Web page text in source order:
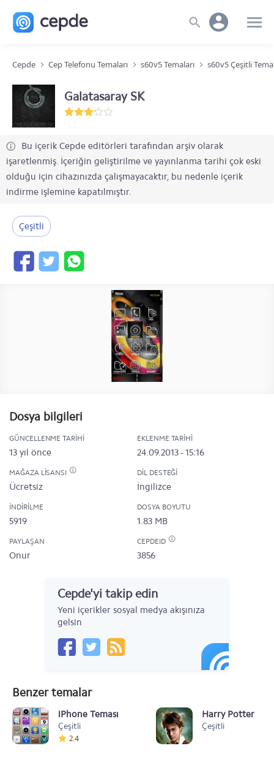
Cepde Cep Telefonu Temaları s60v5 Temaları s60v5 Çeşitli
Galatasaray SK
Bu içerik Cepde editörleri tarafından arşiv olarak
işaretlenmiş. İçeriğin geliştirilme ve yayınlanma tarihi çok eski
olduğu için cihazınızda çalışmayacaktır, bu nedenle içerik
indirme işlemine kapatılmıştır.
Çeşitli
Dosya bilgileri
GÜNCELLENME TARIHI
13 yıl önce
EKLENME TARIHI
24.09.2013 - 15:16
MAĞAZA LISANSI
Ücretsiz
DIL DESTEĞI
İngilizce
İNDIRILME
5919
DOSYA BOYUTU
1.83 MB
PAYLAŞAN
Onur
CEPDEID
3856
Cepde'yi takip edin
Yeni içerikler sosyal medya akışınıza
gelsin
Benzer temalar
iPhone Teması
Çeşitli
2.4
Harry Potter
Çeşitli